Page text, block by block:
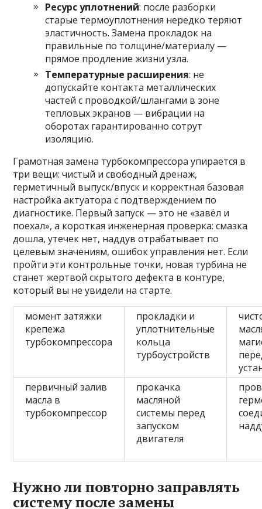
Ресурс уплотнений: после разборки
старые термоуплотнения нередко теряют
эластичность. Замена прокладок на
правильные по толщине/материалу —
прямое продление жизни узла.
Температурные расширения: не
допускайте контакта металлических
частей с проводкой/шлангами в зоне
тепловых экранов — вибрации на
оборотах гарантированно сотрут
изоляцию.
Грамотная замена турбокомпрессора упирается в
три вещи: чистый и свободный дренаж,
герметичный выпуск/впуск и корректная базовая
настройка актуатора с подтверждением по
диагностике. Первый запуск — это не «завёл и
поехал», а короткая инженерная проверка: смазка
дошла, утечек нет, наддув отрабатывает по
целевым значениям, ошибок управления нет. Если
пройти эти контрольные точки, новая турбина не
станет жертвой скрытого дефекта в контуре,
который вы не увидели на старте.
момент затяжки
крепежа
турбокомпрессора
прокладки и
уплотнительные
кольца
турбоустройств
первичный залив
масла в
турбокомпрессор
прокачка
масляной
системы перед
запуском
двигателя
Нужно ли повторно заправлять
систему после замены